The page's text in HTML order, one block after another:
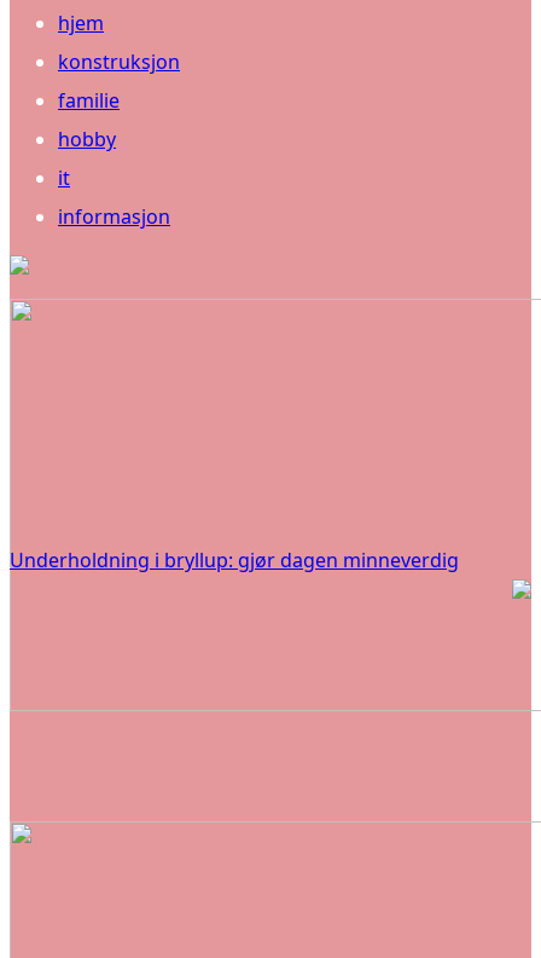
hjem
konstruksjon
familie
hobby
it
informasjon
Underholdning i bryllup: gjør dagen minneverdig